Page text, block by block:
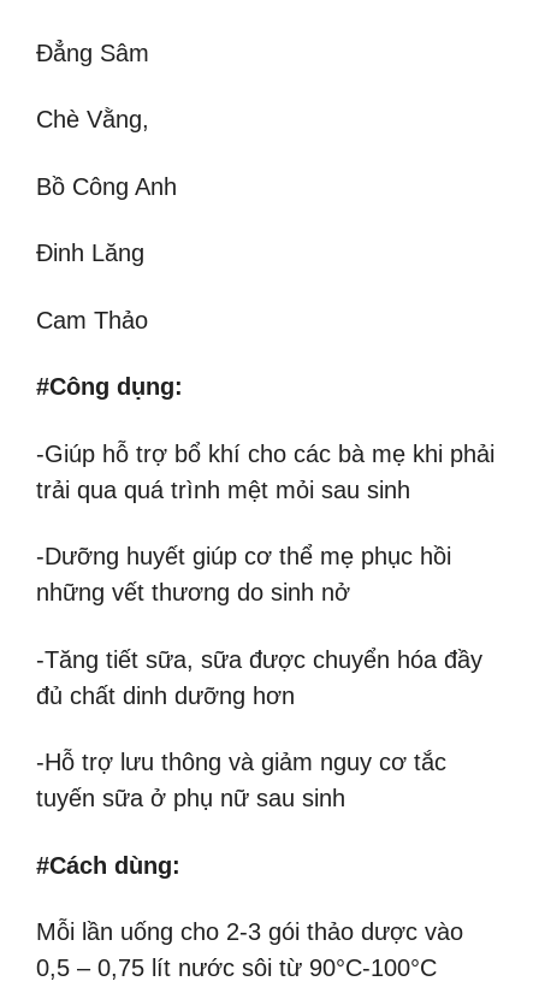
Đẳng Sâm
Chè Vằng,
Bồ Công Anh
Đinh Lăng
Cam Thảo
#Công dụng:
-Giúp hỗ trợ bổ khí cho các bà mẹ khi phải
trải qua quá trình mệt mỏi sau sinh
-Dưỡng huyết giúp cơ thể mẹ phục hồi
những vết thương do sinh nở
-Tăng tiết sữa, sữa được chuyển hóa đầy
đủ chất dinh dưỡng hơn
-Hỗ trợ lưu thông và giảm nguy cơ tắc
tuyến sữa ở phụ nữ sau sinh
#Cách dùng:
Mỗi lần uống cho 2-3 gói thảo dược vào
0,5 – 0,75 lít nước sôi từ 90°C-100°C